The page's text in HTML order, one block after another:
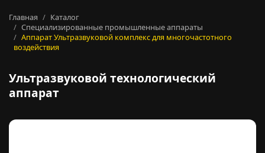
Главная
Каталог
Специализированные промышленные аппараты
Аппарат Ультразвуковой комплекс для многочастотного
воздействия
Ультразвуковой
Ультразвуковой технологический
аппарат